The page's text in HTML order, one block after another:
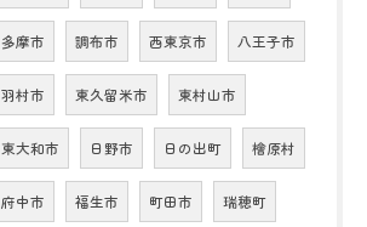
多摩市 調布市 西東京市 八王子市
羽村市 東久留米市 東村山市
東大和市 日野市 日の出町 檜原村
府中市 福生市 町田市 瑞穂町